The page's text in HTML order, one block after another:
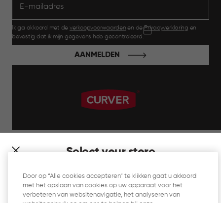
Select your store
which store would you like to shop?
Ik ga akkoord met de verkoopvoorwaarden en dePrivacyverklaring en
bevestig dat ik mijn gegevens heb gecontroleerd.
AANMELDEN
Website Gebruiksvoorwaarden
Door op “Alle cookies accepteren” te klikken gaat u akkoord
met het opslaan van cookies op uw apparaat voor het
verbeteren van websitenavigatie, het analyseren van